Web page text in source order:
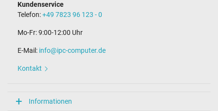
Länge Anschlusskabel (m) (ca.)
2.25 m
Maße
Länge / Breite / Höhe
Überlast-, kurzschluss- und überhitzungsgeschützt
Kundenservice
Telefon:+49 7823 96 123 - 0
Mo-Fr: 9:00-12:00 Uhr
E-Mail: info@ipc-computer.de
Kontakt
Informationen